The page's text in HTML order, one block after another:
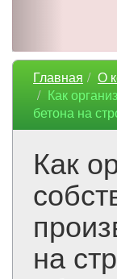
Главная О
Как
бетона на
Как
на